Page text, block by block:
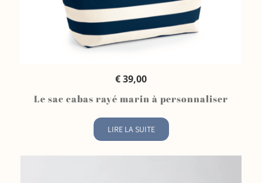
QUICK VIEW
€39,00
Le sac cabas rayé marin à personnaliser
LIRE LA SUITE